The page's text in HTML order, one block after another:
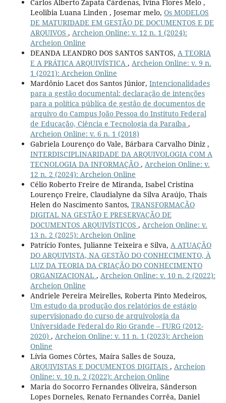
Carlos Alberto Zapata Cárdenas, Ívina Flores Melo ,
Leolibia Luana Linden , Josemar melo, Os MODELOS
DE MATURIDADE EM GESTÃO DE DOCUMENTOS E DE
ARQUIVOS , Archeion Online: v. 12 n. 1 (2024):
Archeion Online
DEANDA LEANDRO DOS SANTOS SANTOS, A TEORIA
E A PRÁTICA ARQUIVÍSTICA , Archeion Online: v. 9 n.
1 (2021): Archeion Online
Mardônio Lacet dos Santos Júnior, Intencionalidades
para a gestão documental: declaração de intenções
para a política pública de gestão de documentos de
arquivo do Campus João Pessoa do Instituto Federal
de Educação, Ciência e Tecnologia da Paraíba ,
Archeion Online: v. 6 n. 1 (2018)
Gabriela Lourenço do Vale, Bárbara Carvalho Diniz ,
INTERDISCIPLINARIDADE DA ARQUIVOLOGIA COM A
TECNOLOGIA DA INFORMAÇÃO , Archeion Online: v.
12 n. 2 (2024): Archeion Online
Célio Roberto Freire de Miranda, Isabel Cristina
Lourenço Freire, Claudialyne da Silva Araújo, Thais
Helen do Nascimento Santos, TRANSFORMAÇÃO
DIGITAL NA GESTÃO E PRESERVAÇÃO DE
DOCUMENTOS ARQUIVÍSTICOS , Archeion Online: v.
13 n. 2 (2025): Archeion Online
Patrício Fontes, Julianne Teixeira e Silva, A ATUAÇÃO
DO ARQUIVISTA, NA GESTÃO DO CONHECIMENTO, À
LUZ DA TEORIA DA CRIAÇÃO DO CONHECIMENTO
ORGANIZACIONAL , Archeion Online: v. 10 n. 2 (2022):
Archeion Online
Andriele Pereira Meirelles, Roberta Pinto Medeiros,
Um estudo da produção dos relatórios de estágio
supervisionado do curso de arquivologia da
Universidade Federal do Rio Grande – FURG (2012-
2020) , Archeion Online: v. 11 n. 1 (2023): Archeion
Online
Lívia Gomes Côrtes, Maíra Salles de Souza,
ARQUIVISTAS E DOCUMENTOS DIGITAIS , Archeion
Online: v. 10 n. 2 (2022): Archeion Online
Maria do Socorro Fernandes Oliveira, Sânderson
Lopes Dorneles, Renato Fernandes Corrêa, Daniel